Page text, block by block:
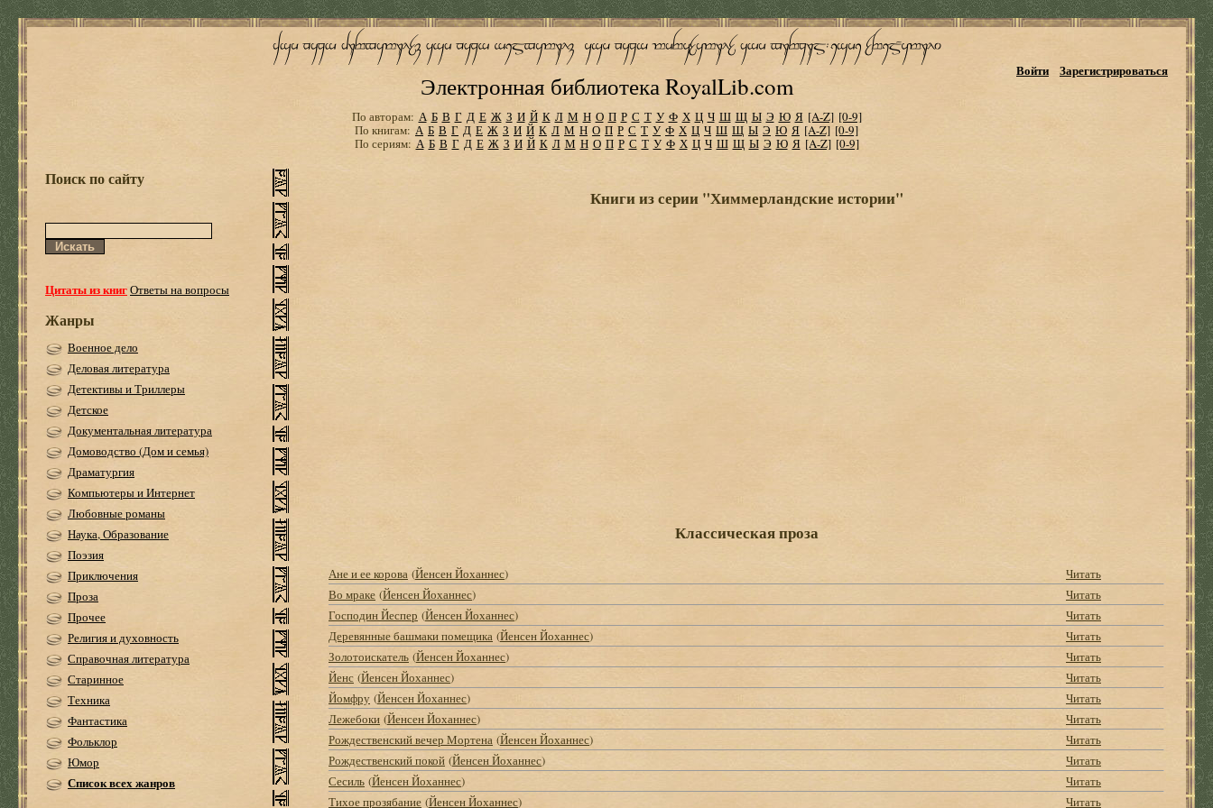
Электронная библиотека RoyalLib.com
Войти Зарегистрироваться
По авторам: А Б В Г Д Е Ж З И Й К Л М Н О П Р С Т У Ф Х Ц Ч Ш Щ Ы Э Ю Я [A-Z] [0-9]
По книгам: А Б В Г Д Е Ж З И Й К Л М Н О П Р С Т У Ф Х Ц Ч Ш Щ Ы Э Ю Я [A-Z] [0-9]
По сериям: А Б В Г Д Е Ж З И Й К Л М Н О П Р С Т У Ф Х Ц Ч Ш Щ Ы Э Ю Я [A-Z] [0-9]
Поиск по сайту
Цитаты из книгОтветы на вопросы
Жанры
Военное дело
Деловая литература
Детективы и Триллеры
Детское
Документальная литература
Домоводство (Дом и семья)
Драматургия
Компьютеры и Интернет
Любовные романы
Наука, Образование
Поэзия
Приключения
Проза
Прочее
Религия и духовность
Справочная литература
Старинное
Техника
Фантастика
Фольклор
Юмор
Список всех жанров
Книги из серии "Химмерландские истории"
Классическая проза
Ане и ее корова (Йенсен Йоханнес)
Читать
Во мраке (Йенсен Йоханнес)
Читать
Господин Йеспер (Йенсен Йоханнес)
Читать
Деревянные башмаки помещика (Йенсен Йоханнес)
Читать
Золотоискатель (Йенсен Йоханнес)
Читать
Йенс (Йенсен Йоханнес)
Читать
Йомфру (Йенсен Йоханнес)
Читать
Лежебоки (Йенсен Йоханнес)
Читать
Рождественский вечер Мортена (Йенсен Йоханнес)
Читать
Рождественский покой (Йенсен Йоханнес)
Читать
Сесиль (Йенсен Йоханнес)
Читать
Тихое прозябание (Йенсен Йоханнес) Читать